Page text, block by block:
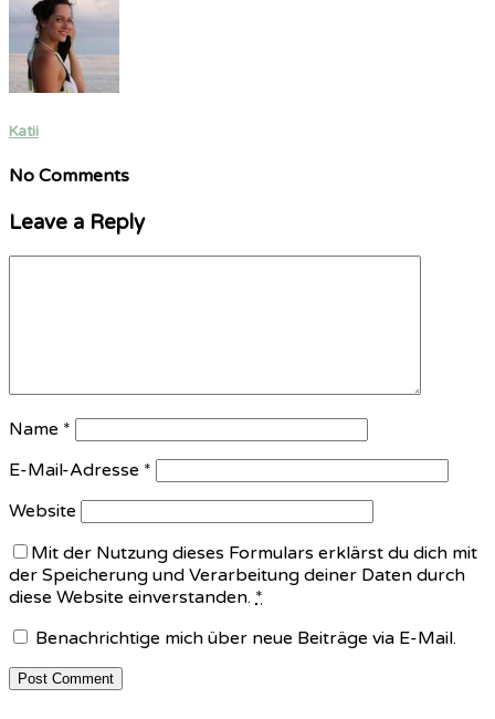
Katii
No Comments
Leave a Reply
Name *
E-Mail-Adresse *
Website
Mit der Nutzung dieses Formulars erklärst du dich mit
der Speicherung und Verarbeitung deiner Daten durch
diese Website einverstanden. *
Benachrichtige mich über neue Beiträge via E-Mail.